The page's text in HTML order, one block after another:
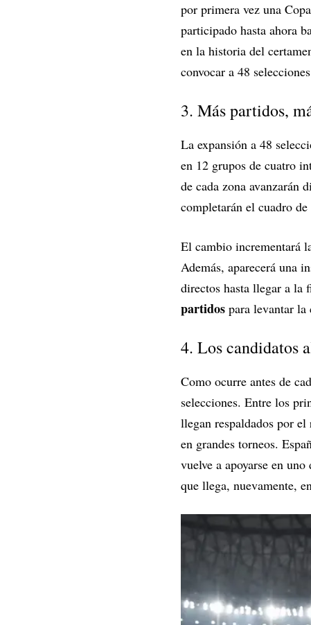
por primera vez una
participado hasta ahora
en la historia del
convocar a 48
3. Más partidos,
La expansión a 48
en 12 grupos de cuatro
de cada zona avanzarán
completarán el cuadro
El cambio incrementará
Además, aparecerá una
directos hasta llegar a la
partidos para levantar la
4. Los candidatos
Como ocurre antes de
selecciones. Entre los
llegan respaldados por
en grandes torneos.
vuelve a apoyarse en
que llega, nuevamente,